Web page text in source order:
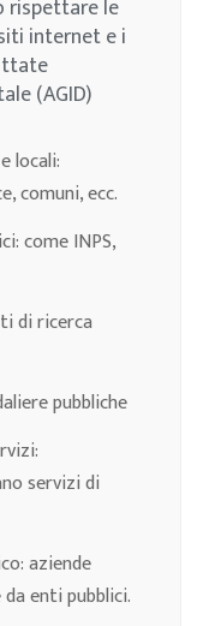
rispettare le
internet e i
(AGID)
locali:
comuni, ecc.
come INPS,
di ricerca
pubbliche
servizi di
aziende
enti pubblici.